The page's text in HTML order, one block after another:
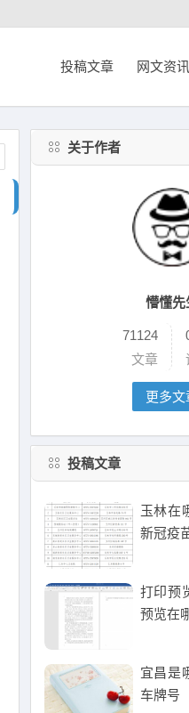
投稿文章 网文资讯
关于作者
懵懂先
71124
文章
更多文
投稿文章
玉林在
新冠疫
打印预
预览在
宜昌是
车牌号